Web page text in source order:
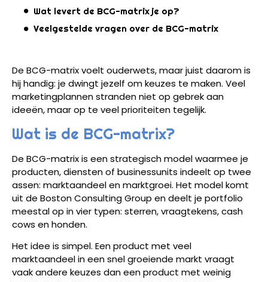
Wat levert de BCG-matrix je op?
Veelgestelde vragen over de BCG-matrix
De BCG-matrix voelt ouderwets, maar juist daarom is
hij handig: je dwingt jezelf om keuzes te maken. Veel
marketingplannen stranden niet op gebrek aan
ideeën, maar op te veel prioriteiten tegelijk.
Wat is de BCG-matrix?
De BCG-matrix is een strategisch model waarmee je
producten, diensten of businessunits indeelt op twee
assen: marktaandeel en marktgroei. Het model komt
uit de Boston Consulting Group en deelt je portfolio
meestal op in vier typen: sterren, vraagtekens, cash
cows en honden.
Het idee is simpel. Een product met veel
marktaandeel in een snel groeiende markt vraagt
vaak andere keuzes dan een product met weinig